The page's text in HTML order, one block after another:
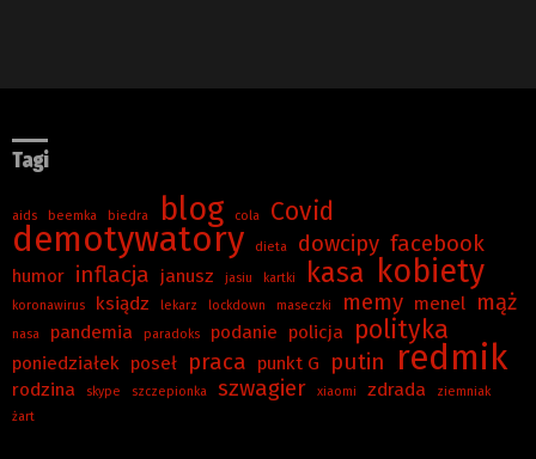
Tagi
aids beemka biedra blog cola Covid
demotywatory dieta dowcipy facebook
humor inflacja janusz jasiu kartki kasa kobiety
koronawirus ksiądz lekarz lockdown maseczki memy menel mąż
nasa pandemia paradoks podanie policja polityka
poniedziałek poseł praca punkt G putin redmik
rodzina skype szczepionka szwagier xiaomi zdrada
ziemniak
żart